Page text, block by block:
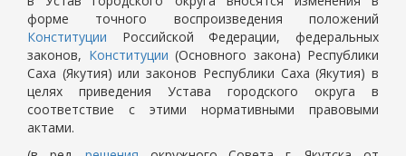
форме точного воспроизведения положений
Конституции Российской Федерации, федеральных
законов, Конституции (Основного закона) Республики
Саха (Якутия) или законов Республики Саха (Якутия) в
целях приведения Устава городского округа в
соответствие с этими нормативными правовыми
актами.